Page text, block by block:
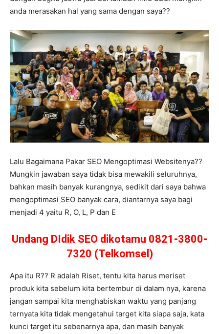
anda merasakan hal yang sama dengan saya??
Lalu Bagaimana Pakar SEO Mengoptimasi Websitenya??
Mungkin jawaban saya tidak bisa mewakili seluruhnya,
bahkan masih banyak kurangnya, sedikit dari saya bahwa
mengoptimasi SEO banyak cara, diantarnya saya bagi
menjadi 4 yaitu R, O, L, P dan E
Undang DIdik SEO dikotamu 0821-3800-
7320 (Telkomsel)
Apa itu R?? R adalah Riset, tentu kita harus meriset
produk kita sebelum kita bertembur di dalam nya, karena
jangan sampai kita menghabiskan waktu yang panjang
ternyata kita tidak mengetahui target kita siapa saja, kata
kunci target itu sebenarnya apa, dan masih banyak